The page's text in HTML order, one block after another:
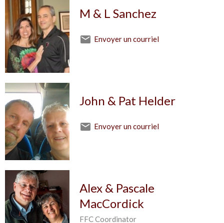
M & L Sanchez
Envoyer un courriel
John & Pat Helder
Envoyer un courriel
Alex & Pascale
MacCordick
FFC Coordinator